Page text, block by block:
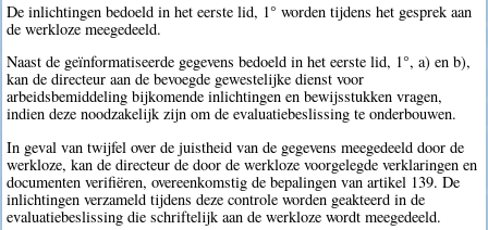
De inlichtingen bedoeld in het eerste lid, 1° worden tijdens het gesprek aan
de werkloze meegedeeld.
Naast de geïnformatiseerde gegevens bedoeld in het eerste lid, 1°, a) en b),
kan de directeur aan de bevoegde gewestelijke dienst voor
arbeidsbemiddeling bijkomende inlichtingen en bewijsstukken vragen,
indien deze noodzakelijk zijn om de evaluatiebeslissing te onderbouwen.
In geval van twijfel over de juistheid van de gegevens meegedeeld door de
werkloze, kan de directeur de door de werkloze voorgelegde verklaringen en
documenten verifiëren, overeenkomstig de bepalingen van artikel 139. De
inlichtingen verzameld tijdens deze controle worden geakteerd in de
evaluatiebeslissing die schriftelijk aan de werkloze wordt meegedeeld.